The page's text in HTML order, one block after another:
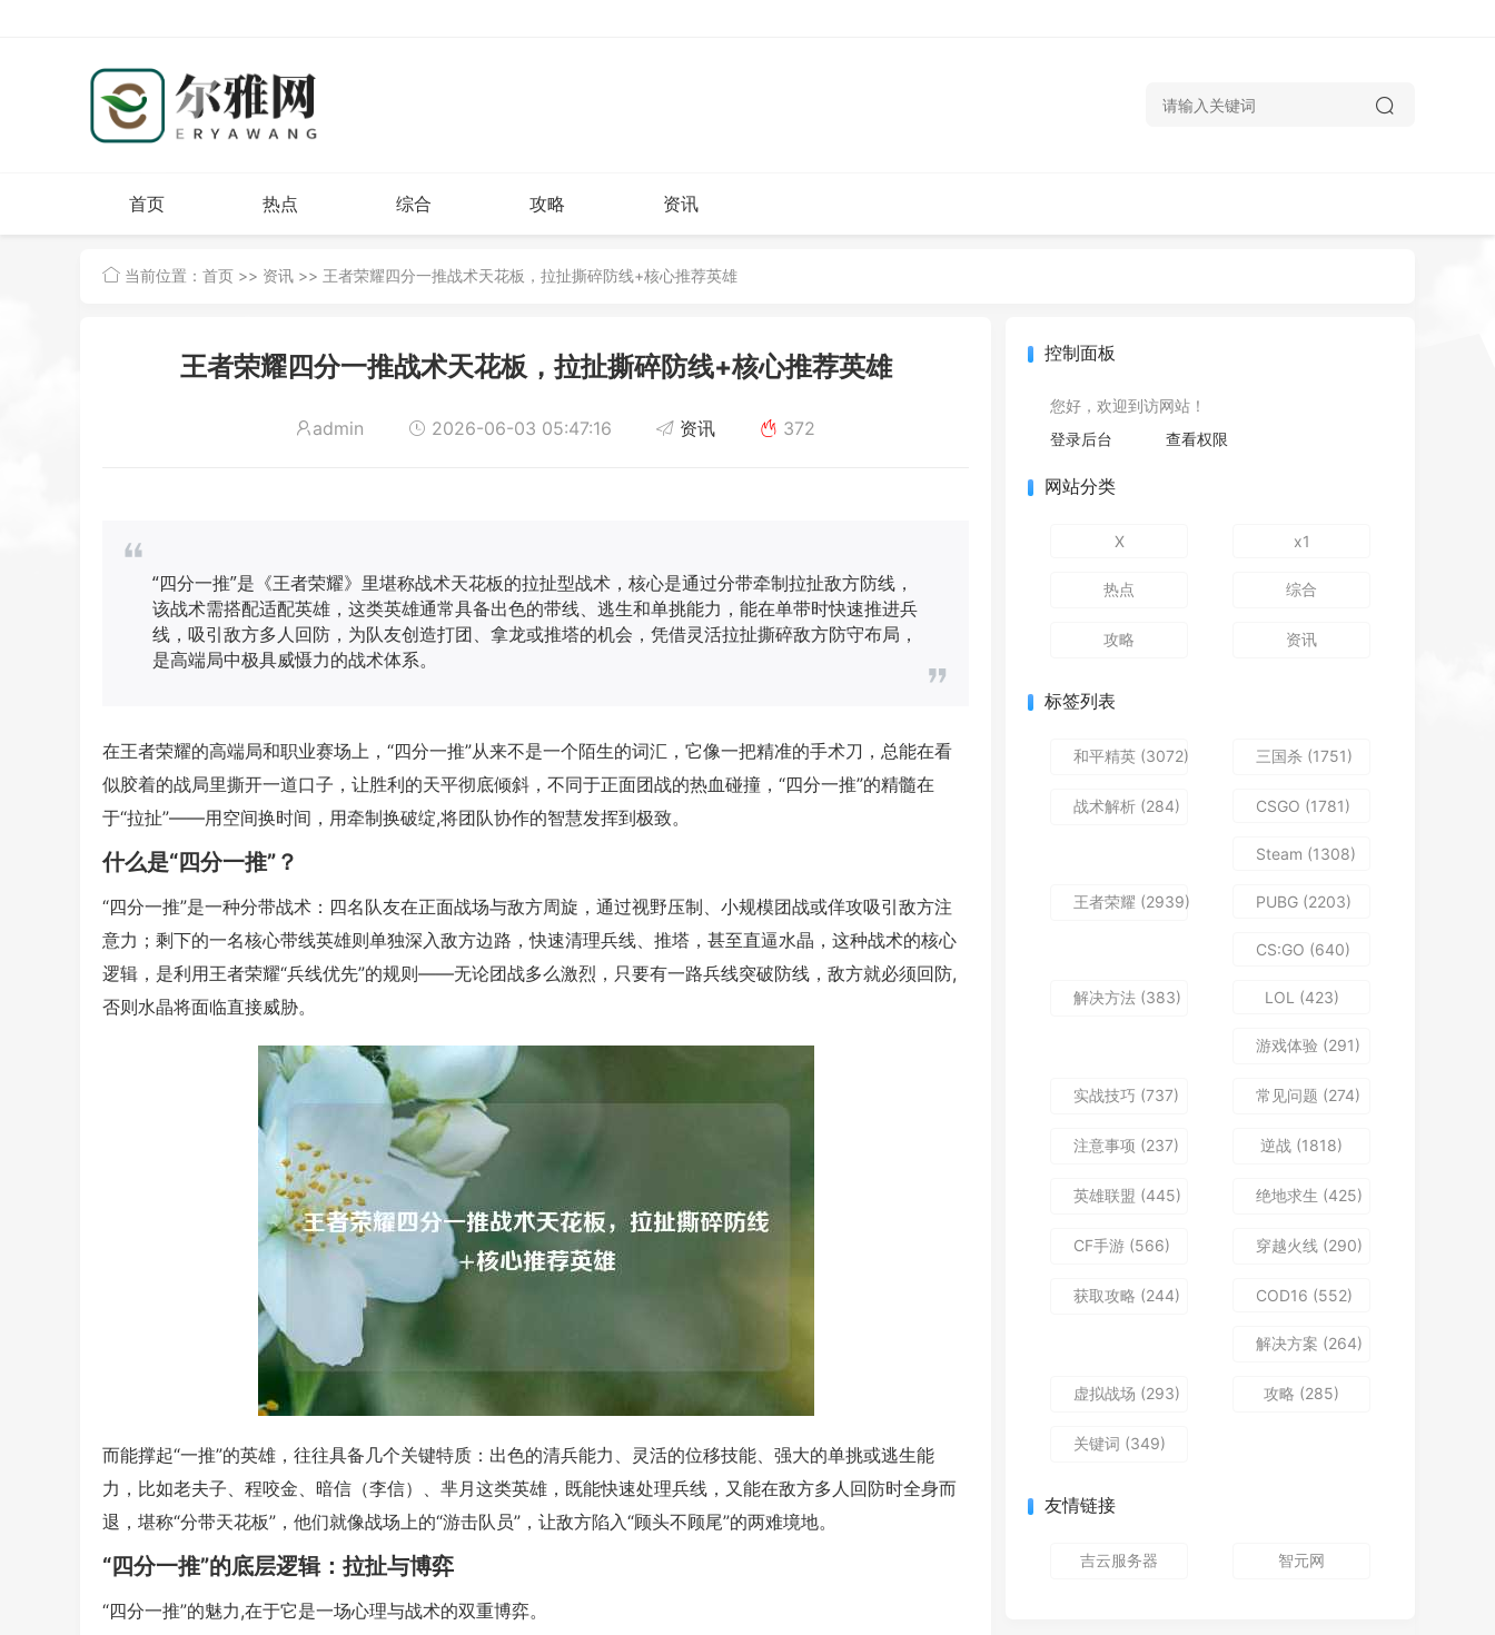
首页 热点 综合 攻略 资讯
当前位置： 首页 >> 资讯 >> 王者荣耀四分一推战术天花板，拉扯撕碎防线+核心推荐英雄
王者荣耀四分一推战术天花板，拉扯撕碎防线+核心推荐英雄
admin 2026-06-03 05:47:16 资讯 372
“四分一推”是《王者荣耀》里堪称战术天花板的拉扯型战术，核心是通过分带牵制拉扯敌方防线，
该战术需搭配适配英雄，这类英雄通常具备出色的带线、逃生和单挑能力，能在单带时快速推进兵
线，吸引敌方多人回防，为队友创造打团、拿龙或推塔的机会，凭借灵活拉扯撕碎敌方防守布局，
是高端局中极具威慑力的战术体系。
在王者荣耀的高端局和职业赛场上，“四分一推”从来不是一个陌生的词汇，它像一把精准的手术刀，总能在看
似胶着的战局里撕开一道口子，让胜利的天平彻底倾斜，不同于正面团战的热血碰撞，“四分一推”的精髓在
于“拉扯”——用空间换时间，用牵制换破绽,将团队协作的智慧发挥到极致。
什么是“四分一推”？
“四分一推”是一种分带战术：四名队友在正面战场与敌方周旋，通过视野压制、小规模团战或佯攻吸引敌方注
意力；剩下的一名核心带线英雄则单独深入敌方边路，快速清理兵线、推塔，甚至直逼水晶，这种战术的核心
逻辑，是利用王者荣耀“兵线优先”的规则——无论团战多么激烈，只要有一路兵线突破防线，敌方就必须回防,
否则水晶将面临直接威胁。
而能撑起“一推”的英雄，往往具备几个关键特质：出色的清兵能力、灵活的位移技能、强大的单挑或逃生能
力，比如老夫子、程咬金、暗信（李信）、芈月这类英雄，既能快速处理兵线，又能在敌方多人回防时全身而
退，堪称“分带天花板”，他们就像战场上的“游击队员”，让敌方陷入“顾头不顾尾”的两难境地。
“四分一推”的底层逻辑：拉扯与博弈
“四分一推”的魅力,在于它是一场心理与战术的双重博弈。
控制面板
您好，欢迎到访网站！
登录后台
查看权限
网站分类
X x1
热点 综合
攻略 资讯
标签列表
和平精英 (3072) 三国杀 (1751)
战术解析 (284) CSGO (1781)
Steam (1308)
王者荣耀 (2939) PUBG (2203)
CS:GO (640)
解决方法 (383) LOL (423)
游戏体验 (291)
实战技巧 (737) 常见问题 (274)
注意事项 (237) 逆战 (1818)
英雄联盟 (445) 绝地求生 (425)
CF手游 (566) 穿越火线 (290)
获取攻略 (244) COD16 (552)
解决方案 (264)
虚拟战场 (293) 攻略 (285)
关键词 (349)
友情链接
吉云服务器 智元网